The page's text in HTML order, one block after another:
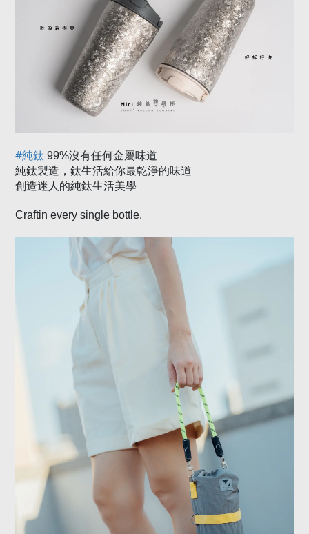
#純鈦 99%沒有任何金屬味道
純鈦製造，鈦生活給你最乾淨的味道
創造迷人的純鈦生活美學
Craftin every single bottle.